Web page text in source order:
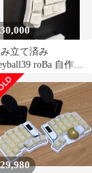
30,000
立て済み
roBa 自作キ
ード 白
29,980